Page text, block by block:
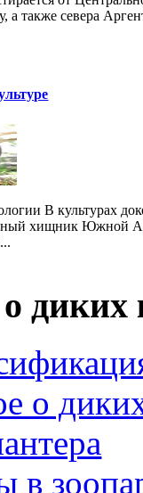
а также севера
В культурах
хищник Южной
о
о
в